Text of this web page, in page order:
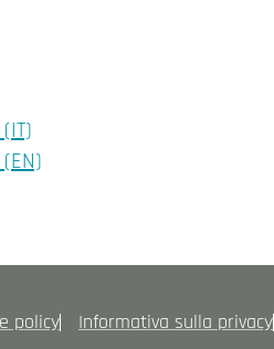
policy Informativa sulla privacy